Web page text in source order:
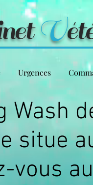
Urgences
V
Wash
situe
vous